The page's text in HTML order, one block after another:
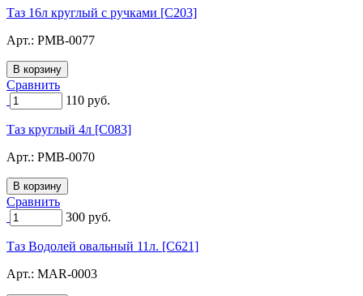
Таз 16л круглый с ручками [C203]
Арт.: PMB-0077
Сравнить
110 руб.
Таз круглый 4л [C083]
Арт.: PMB-0070
Сравнить
300 руб.
Таз Водолей овальный 11л. [C621]
Арт.: MAR-0003